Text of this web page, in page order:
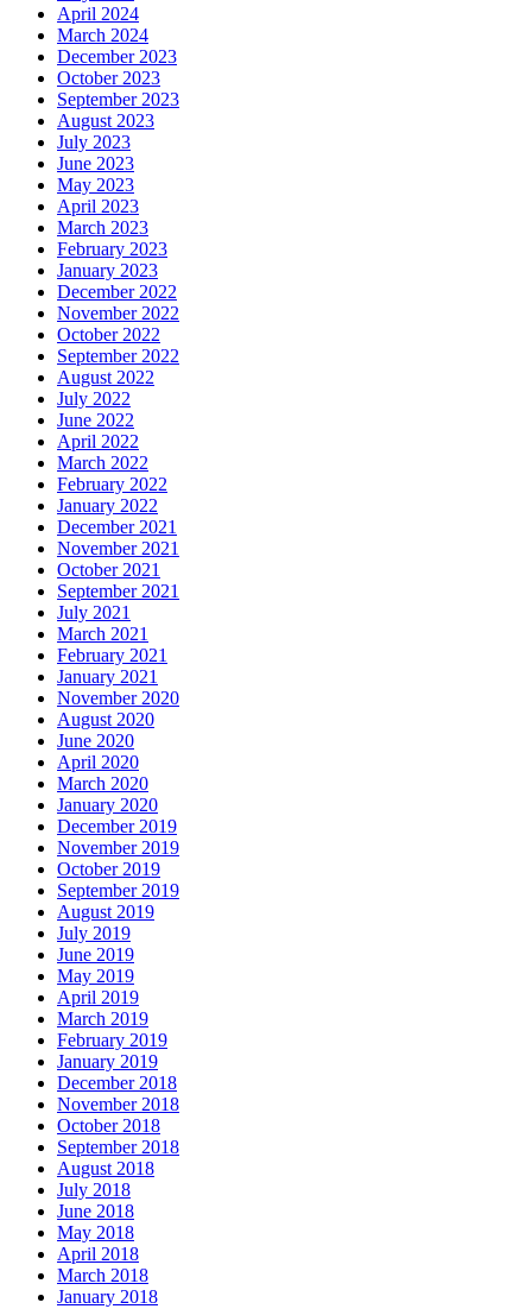
April 2024
March 2024
December 2023
October 2023
September 2023
August 2023
July 2023
June 2023
May 2023
April 2023
March 2023
February 2023
January 2023
December 2022
November 2022
October 2022
September 2022
August 2022
July 2022
June 2022
April 2022
March 2022
February 2022
January 2022
December 2021
November 2021
October 2021
September 2021
July 2021
March 2021
February 2021
January 2021
November 2020
August 2020
June 2020
April 2020
March 2020
January 2020
December 2019
November 2019
October 2019
September 2019
August 2019
July 2019
June 2019
May 2019
April 2019
March 2019
February 2019
January 2019
December 2018
November 2018
October 2018
September 2018
August 2018
July 2018
June 2018
May 2018
April 2018
March 2018
January 2018